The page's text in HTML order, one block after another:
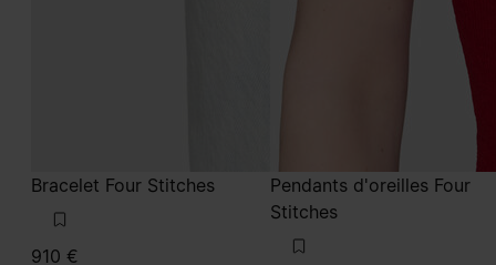
Bracelet Four Stitches
910 €
Pendants d'oreilles Four
Stitches